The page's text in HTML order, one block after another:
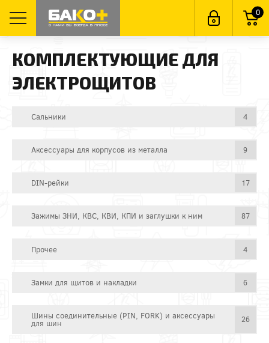
0
КОМПЛЕКТУЮЩИЕ ДЛЯ
ЭЛЕКТРОЩИТОВ
Сальники 4
Аксессуары для корпусов из металла 9
DIN-рейки 17
Зажимы ЗНИ, КВС, КВИ, КПИ и заглушки к ним 87
Прочее 4
Замки для щитов и накладки 6
Шины соединительные (PIN, FORK) и аксессуары
для шин 26